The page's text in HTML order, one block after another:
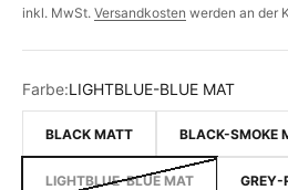
inkl. MwSt. Versandkosten werden an der
Farbe:LIGHTBLUE-BLUE MAT
BLACK MATT BLACK-SMOKE
LIGHTBLUE-BLUE MAT GREY-